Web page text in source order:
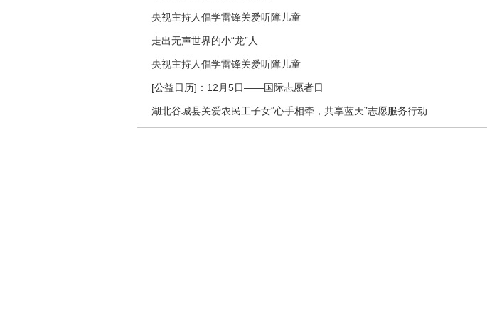
央视主持人倡学雷锋关爱听障儿童
走出无声世界的小“龙”人
央视主持人倡学雷锋关爱听障儿童
[公益日历]：12月5日——国际志愿者日
湖北谷城县关爱农民工子女“心手相牵，共享蓝天”志愿服务行动